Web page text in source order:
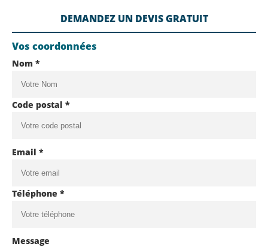
DEMANDEZ UN DEVIS GRATUIT
Vos coordonnées
Nom *
Code postal *
Email *
Téléphone *
Message